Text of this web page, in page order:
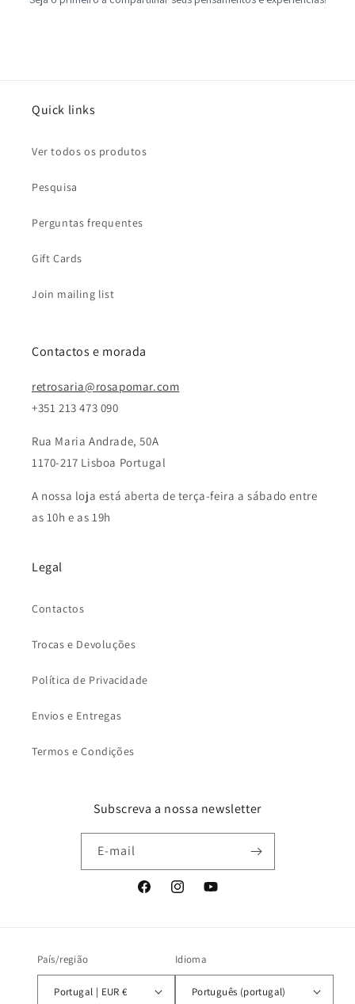
Quick links
Ver todos os produtos
Pesquisa
Perguntas frequentes
Gift Cards
Join mailing list
Contactos e morada
retrosaria@rosapomar.com
+351 213 473 090
Rua Maria Andrade, 50A
1170-217 Lisboa Portugal
A nossa loja está aberta de terça-feira a sábado entre
as 10h e as 19h
Legal
Contactos
Trocas e Devoluções
Política de Privacidade
Envios e Entregas
Termos e Condições
Subscreva a nossa newsletter
E-mail
FacebookInstagramYouTube
País/região
Portugal | EUR €
Idioma
Português (portugal)